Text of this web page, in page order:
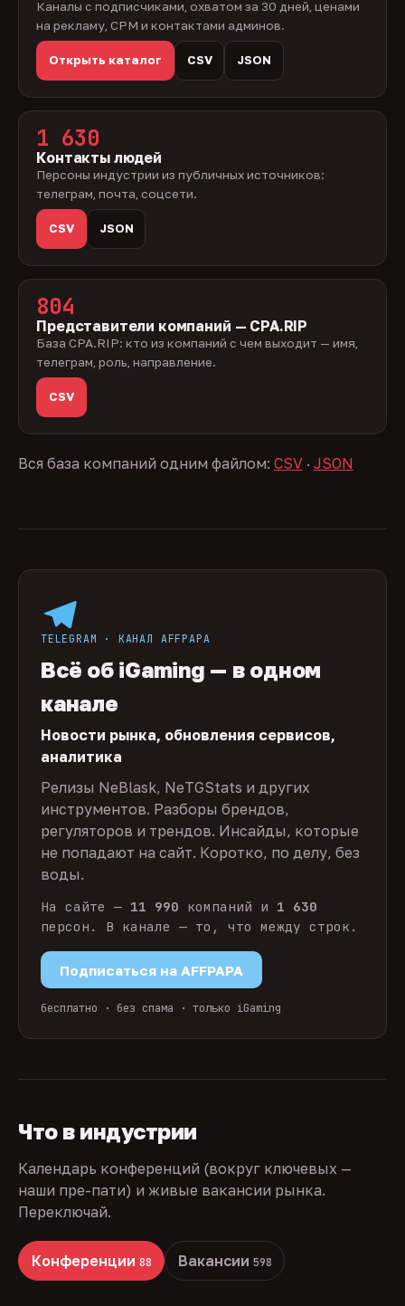
Каналы с подписчиками, охватом за 30 дней, ценами
на рекламу, CPM и контактами админов.
Открыть каталог CSV JSON
1 630
Контакты людей
Персоны индустрии из публичных источников:
телеграм, почта, соцсети.
CSV JSON
804
Представители компаний — CPA.RIP
База CPA.RIP: кто из компаний с чем выходит — имя,
телеграм, роль, направление.
CSV
Вся база компаний одним файлом: CSV · JSON
TELEGRAM · КАНАЛ AFFPAPA
Всё об iGaming — в одном
канале
Новости рынка, обновления сервисов,
аналитика
Релизы NeBlask, NeTGStats и других
инструментов. Разборы брендов,
регуляторов и трендов. Инсайды, которые
не попадают на сайт. Коротко, по делу, без
воды.
На сайте — 11 990 компаний и 1 630
персон. В канале — то, что между строк.
Подписаться на AFFPAPA
бесплатно · без спама · только iGaming
Что в индустрии
Календарь конференций (вокруг ключевых —
наши пре-пати) и живые вакансии рынка.
Переключай.
Конференции 88 Вакансии 598